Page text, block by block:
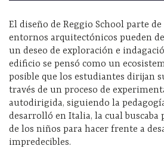
El diseño de Reggio School parte
entornos arquitectónicos pueden
un deseo de exploración e
edificio se pensó como un
posible que los estudiantes dirijan
través de un proceso de
autodirigida, siguiendo la
desarrolló en Italia, la cual buscaba
de los niños para hacer frente a
impredecibles.